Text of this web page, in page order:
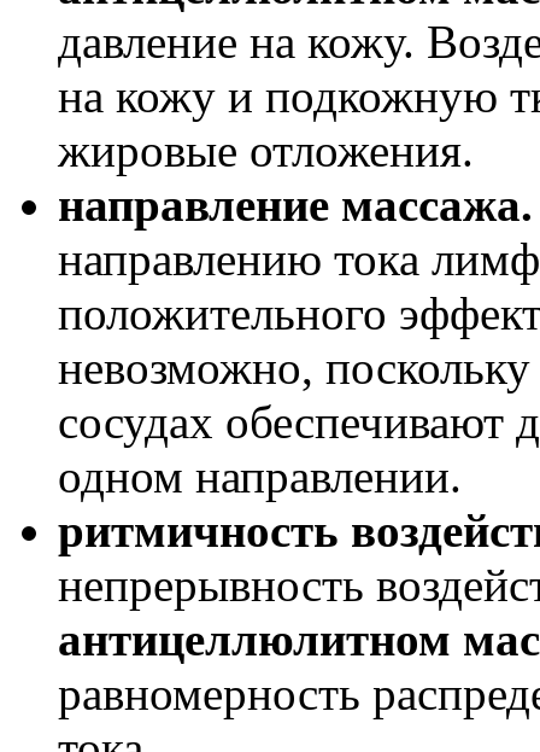
давление на кожу.
на кожу и подкожную
жировые отложения.
направление массажа.
направлению тока
положительного
невозможно,
сосудах
одном направлении.
ритмичность
непрерывность
антицеллюлитном
равномерность